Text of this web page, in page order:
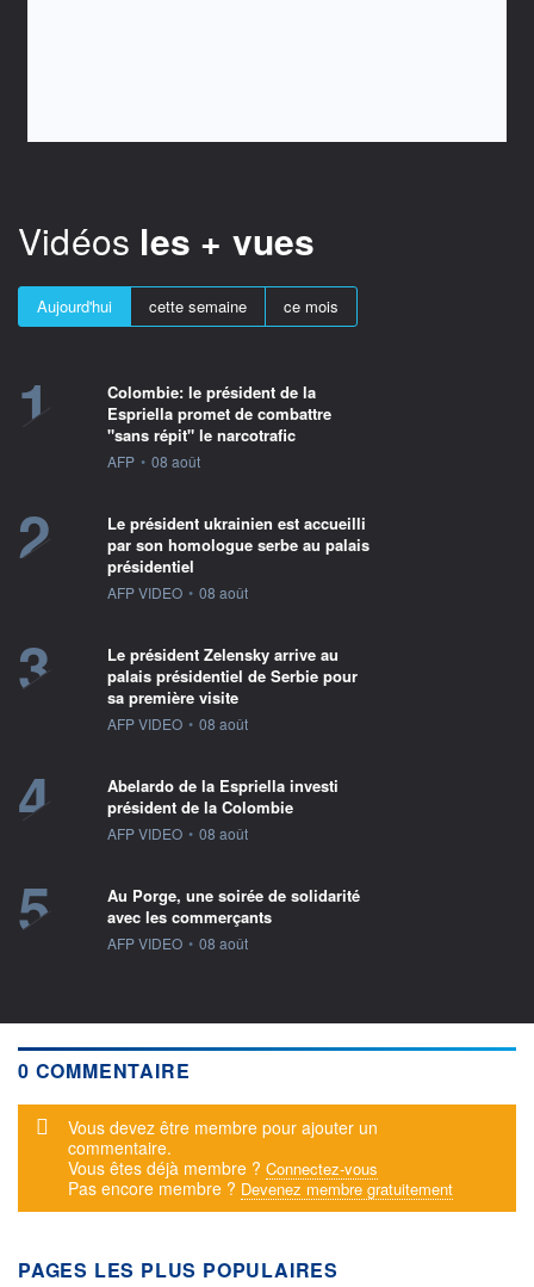
Vidéos les + vues
Aujourd'hui cette semaine ce mois
1
Colombie: le président de la
Espriella promet de combattre
"sans répit" le narcotrafic
information fournie par
AFP • 08 août
2
Le président ukrainien est accueilli
par son homologue serbe au palais
présidentiel
information fournie par
AFP VIDEO • 08 août
3
Le président Zelensky arrive au
palais présidentiel de Serbie pour
sa première visite
information fournie par
AFP VIDEO • 08 août
4
Abelardo de la Espriella investi
président de la Colombie
information fournie par
AFP VIDEO • 08 août
5
Au Porge, une soirée de solidarité
avec les commerçants
information fournie par
AFP VIDEO • 08 août
0 COMMENTAIRE
Message d'alerte
Vous devez être membre pour ajouter un
commentaire.
Vous êtes déjà membre ? Connectez-vous
Pas encore membre ? Devenez membre gratuitement
PAGES LES PLUS POPULAIRES